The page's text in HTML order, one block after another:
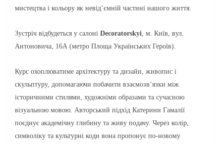
мистецтва і кольору як невід’ємній частині нашого життя.
Зустріч відбудеться у салоні Decoratorskyi, м. Київ, вул.
Антоновича, 16А (метро Площа Українських Героїв).
Курс охоплюватиме архітектуру та дизайн, живопис і
скульптуру, допомагаючи побачити взаємозв’язки між
історичними стилями, художніми образами та сучасною
візуальною мовою. Авторський підхід Катерини Гамалії
поєднує академічну глибину та живу подачу. Через колір,
символіку та культурні коди вона пропонує по-новому